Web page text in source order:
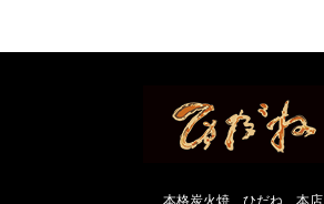
本格炭火焼 ひだね 本店